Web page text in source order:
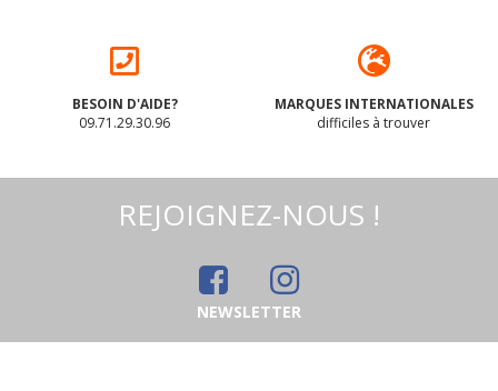
BESOIN D'AIDE?
09.71.29.30.96
MARQUES INTERNATIONALES
difficiles à trouver
REJOIGNEZ-NOUS !
NEWSLETTER